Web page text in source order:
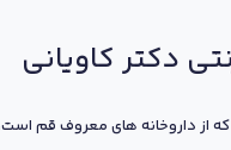
دکتر کاویانی
که از داروخانه های معروف قم